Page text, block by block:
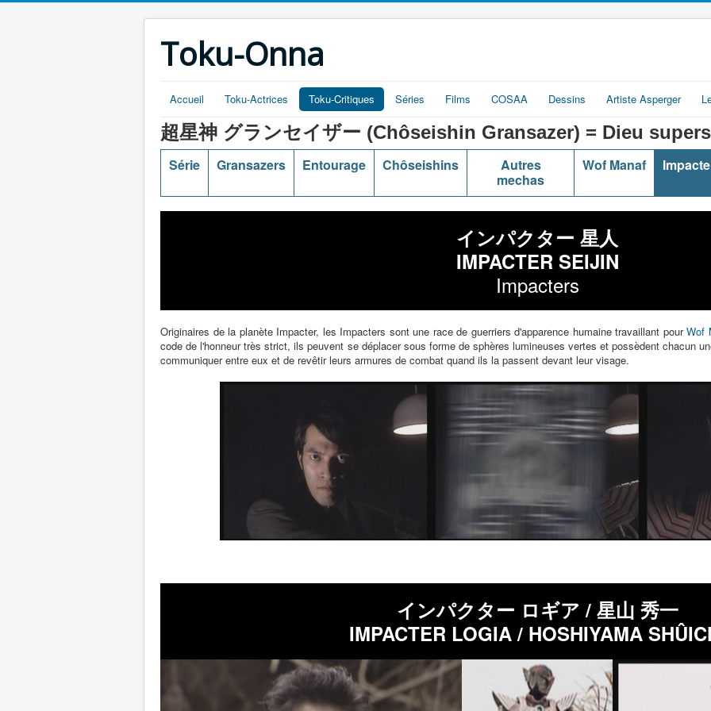
Toku-Onna
Accueil Toku-Actrices Toku-Critiques Séries Films COSAA Dessins Artiste Asperger
超星神 グランセイザー (Chôseishin Gransazer) = Dieu
Série Gransazers Entourage Chôseishins
Autres
mechas
Wof Manaf
インパクター 星人
IMPACTER SEIJIN
Impacters
Originaires de la planète Impacter, les Impacters sont une race de guerriers d'apparence humaine travaillant pourWof
code de l'honneur très strict, ils peuvent se déplacer sous forme de sphères lumineuses vertes et possèdent chacun
communiquer entre eux et de revêtir leurs armures de combat quand ils la passent devant leur visage.
インパクター ロギア / 星山 秀一
IMPACTER LOGIA / HOSHIYAMA